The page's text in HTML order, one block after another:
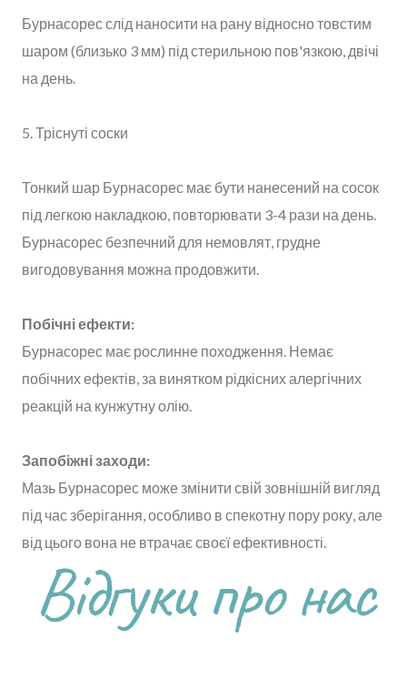
Бурнасорес слід наносити на рану відносно товстим
шаром (близько 3 мм) під стерильною пов'язкою, двічі
на день.
5. Тріснуті соски
Тонкий шар Бурнасорес має бути нанесений на сосок
під легкою накладкою, повторювати 3-4 рази на день.
Бурнасорес безпечний для немовлят, грудне
вигодовування можна продовжити.
Побічні ефекти:
Бурнасорес має рослинне походження. Немає
побічних ефектів, за винятком рідкісних алергічних
реакцій на кунжутну олію.
Запобіжні заходи:
Мазь Бурнасорес може змінити свій зовнішній вигляд
під час зберігання, особливо в спекотну пору року, але
від цього вона не втрачає своєї ефективності.
Відгуки про нас